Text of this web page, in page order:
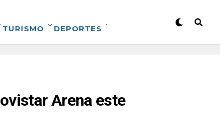
TURISMO DEPORTES
Arena este